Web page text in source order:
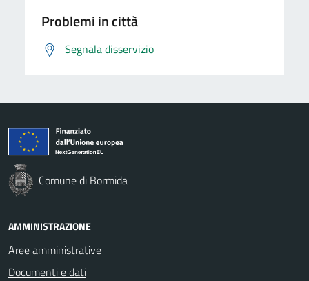
Problemi in città
Segnala disservizio
Comune di Bormida
AMMINISTRAZIONE
Aree amministrative
Documenti e dati